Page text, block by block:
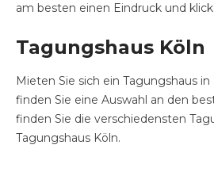
am besten einen Eindruck und
Tagungshaus Köln
Mieten Sie sich ein Tagungshaus
finden Sie eine Auswahl an den
finden Sie die verschiedensten
Tagungshaus Köln.